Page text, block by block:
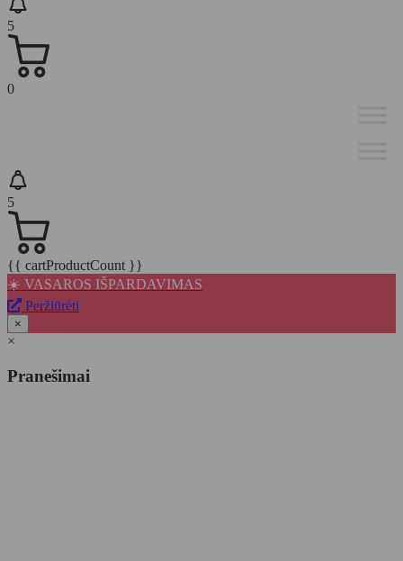
5
0
5
{{ cartProductCount }}
☀️ VASAROS IŠPARDAVIMAS
Peržiūrėti
×
×
Pranešimai